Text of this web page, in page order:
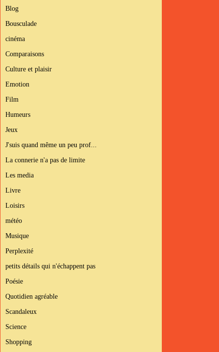
Blog
Bousculade
cinéma
Comparaisons
Culture et plaisir
Emotion
Film
Humeurs
Jeux
J'suis quand même un peu prof...
La connerie n'a pas de limite
Les media
Livre
Loisirs
météo
Musique
Perplexité
petits détails qui n'échappent pas
Poésie
Quotidien agréable
Scandaleux
Science
Shopping